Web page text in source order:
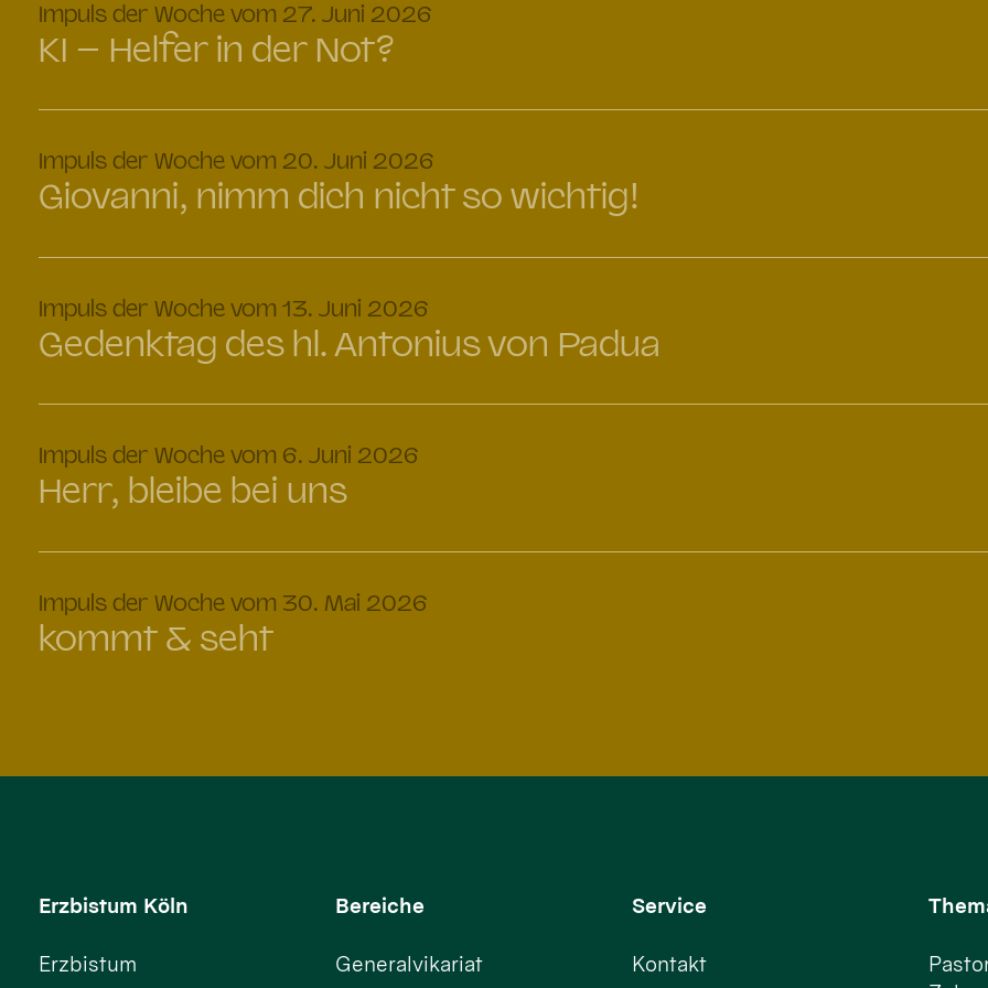
Impuls der Woche vom 27. Juni 2026
KI – Helfer in der Not?
Impuls der Woche vom 20. Juni 2026
Giovanni, nimm dich nicht so wichtig!
Impuls der Woche vom 13. Juni 2026
Gedenktag des hl. Antonius von Padua
Impuls der Woche vom 6. Juni 2026
Herr, bleibe bei uns
Impuls der Woche vom 30. Mai 2026
kommt & seht
Erzbistum Köln
Erzbistum
Bereiche
Generalvikariat
Service
Kontakt